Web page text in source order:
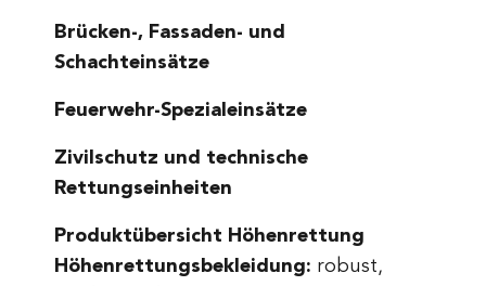
Brücken-, Fassaden- und
Schachteinsätze
Feuerwehr-Spezialeinsätze
Zivilschutz und technische
Rettungseinheiten
Produktübersicht Höhenrettung
Höhenrettungsbekleidung: robust,